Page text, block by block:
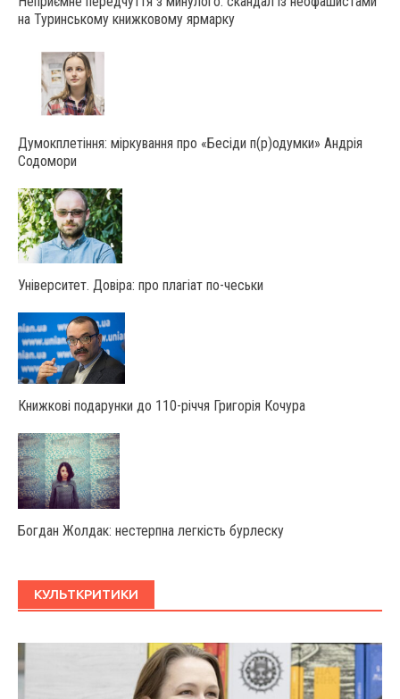
на Туринському книжковому ярмарку
Думокплетіння: міркування про «Бесіди п(р)одумки» Андрія
Содомори
Університет. Довіра: про плагіат по-чеськи
Книжкові подарунки до 110-річчя Григорія Кочура
Богдан Жолдак: нестерпна легкість бурлеску
КУЛЬТКРИТИКИ